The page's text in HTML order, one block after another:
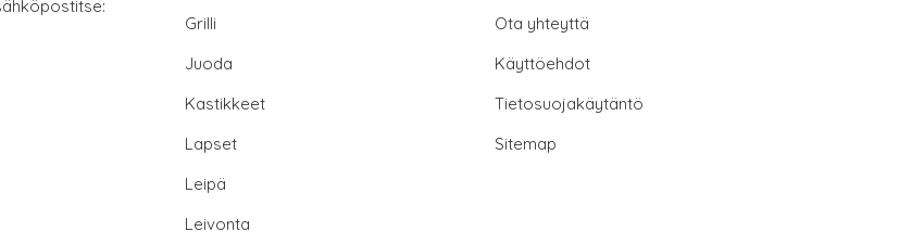
Grilli
Juoda
Kastikkeet
Lapset
Leipä
Leivonta
Ota yhteyttä
Käyttöehdot
Tietosuojakäytäntö
Sitemap